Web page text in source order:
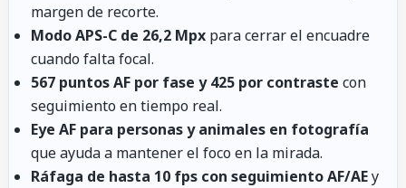
margen de recorte.
Modo APS-C de 26,2 Mpx para cerrar el encuadre
cuando falta focal.
567 puntos AF por fase y 425 por contraste con
seguimiento en tiempo real.
Eye AF para personas y animales en fotografía
que ayuda a mantener el foco en la mirada.
Ráfaga de hasta 10 fps con seguimiento AF/AEy